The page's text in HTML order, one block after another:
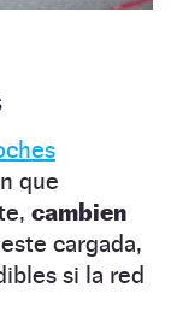
que
cambien
cargada,
si la red